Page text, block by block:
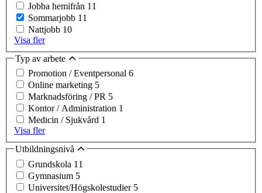
Jobba hemifrån 11
Sommarjobb 11
Nattjobb 10
Visa fler
Typ av arbete
Promotion / Eventpersonal 6
Online marketing 5
Marknadsföring / PR 5
Kontor / Administration 1
Medicin / Sjukvård 1
Visa fler
Utbildningsnivå
Grundskola 11
Gymnasium 5
Universitet/Högskolestudier 5